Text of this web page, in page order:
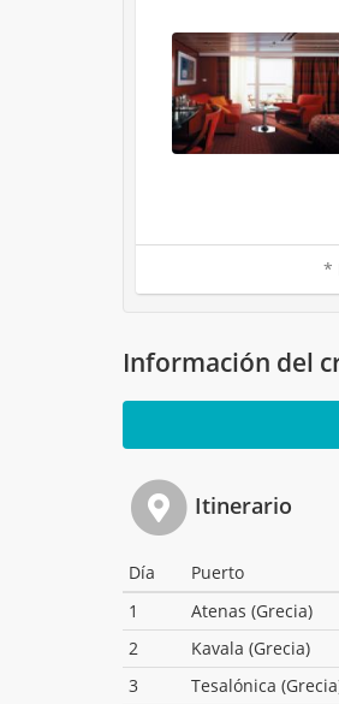
*
Información del
Itinerario
Día Puerto
1
Atenas (Grecia)
2
Kavala (Grecia)
3
Tesalónica